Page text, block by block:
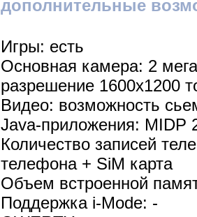
дополнительные
Игры: есть
Основная камера: 2
разрешение 1600х1200
Видео: возможность
Java-приложения: MIDP
Количество записей
телефона + SiM карта
Объем встроенной
Поддержка i-Mode: -